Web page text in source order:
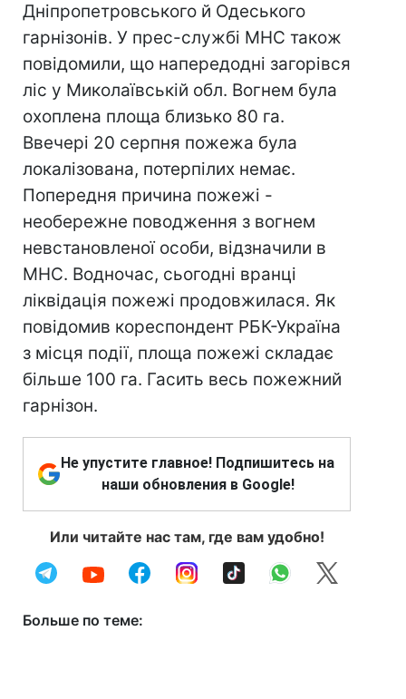
Дніпропетровського й Одеського
гарнізонів. У прес-службі МНС також
повідомили, що напередодні загорівся
ліс у Миколаївській обл. Вогнем була
охоплена площа близько 80 га.
Ввечері 20 серпня пожежа була
локалізована, потерпілих немає.
Попередня причина пожежі -
необережне поводження з вогнем
невстановленої особи, відзначили в
МНС. Водночас, сьогодні вранці
ліквідація пожежі продовжилася. Як
повідомив кореспондент РБК-Україна
з місця події, площа пожежі складає
більше 100 га. Гасить весь пожежний
гарнізон.
Не упустите главное! Подпишитесь на
наши обновления в Google!
Или читайте нас там, где вам удобно!
Больше по теме: